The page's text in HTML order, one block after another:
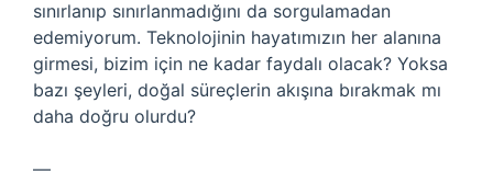
sınırlanıp sınırlanmadığını da sorgulamadan
edemiyorum. Teknolojinin hayatımızın her alanına
girmesi, bizim için ne kadar faydalı olacak? Yoksa
bazı şeyleri, doğal süreçlerin akışına bırakmak mı
daha doğru olurdu?
—